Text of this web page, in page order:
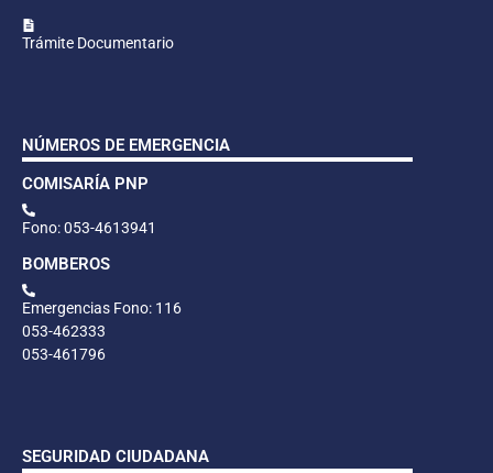
Trámite Documentario
NÚMEROS DE EMERGENCIA
COMISARÍA PNP
Fono: 053-4613941
BOMBEROS
Emergencias Fono: 116
053-462333
053-461796
SEGURIDAD CIUDADANA